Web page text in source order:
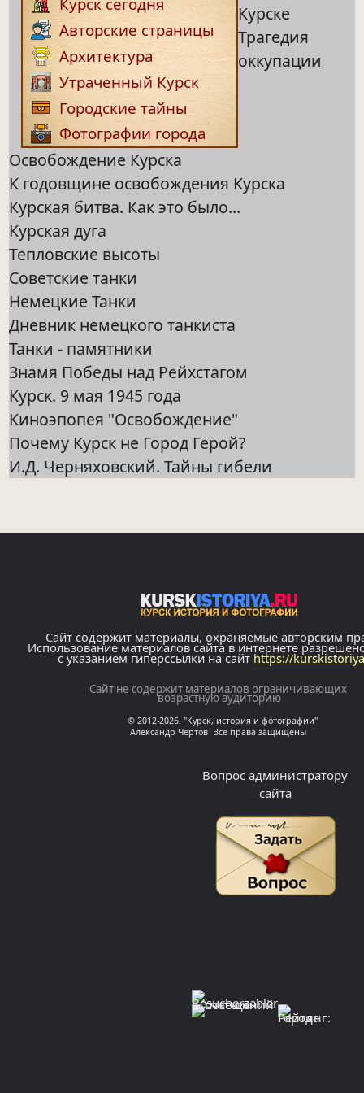
Авторские страницы
Архитектура
Утраченный Курск
Городские тайны
Фотографии города
Курске
Трагедия
оккупации
Освобождение Курска
К годовщине освобождения Курска
Курская битва. Как это было...
Курская дуга
Тепловские высоты
Советские танки
Немецкие Танки
Дневник немецкого танкиста
Танки - памятники
Знамя Победы над Рейхстагом
Курск. 9 мая 1945 года
Киноэпопея "Освобождение"
Почему Курск не Город Герой?
И.Д. Черняховский. Тайны гибели
Сайт содержит материалы, охраняемые авторским
Использование материалов сайта в интернете
с указанием гиперссылки на сайт https://
Сайт не содержит материалов ограничивающих
возрастную аудиторию
© 2012-2026. "Курск, история и фотографии"
Александр Чертов Все права защищены
Вопрос администратору
сайта